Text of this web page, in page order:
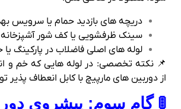
دریچه‌ های بازدید حمام یا سرویس
سینک ظرفشویی یا کف‌ شور
لوله‌ های اصلی فاضلاب در پارکینگ
📌 نکته تخصصی: در لوله‌ هایی که خم و
از دوربین‌ های مارپیچ با کابل انعطاف‌
🚦 گام سوم: پیشروی